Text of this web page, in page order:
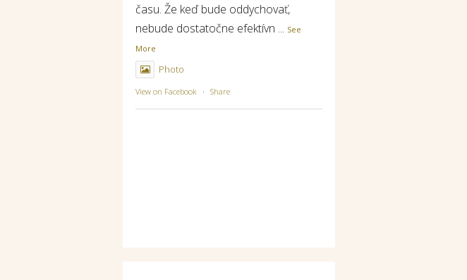
času. Že keď bude oddychovať,
nebude dostatočne efektívn ... See
More
Photo
View on Facebook · Share